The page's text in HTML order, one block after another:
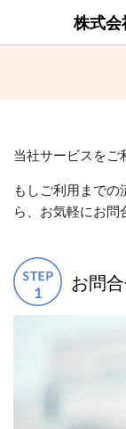
株式会
当社サービスをご
もしご利用まで
ら、お気軽にお問
お問